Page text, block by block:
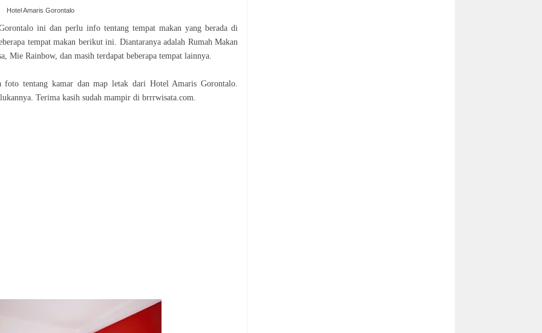
Hotel Amaris Gorontalo
ini dan perlu info tentang tempat makan yang berada di
tempat makan berikut ini. Diantaranya adalah Rumah Makan
Mie Rainbow, dan masih terdapat beberapa tempat lainnya.
foto tentang kamar dan map letak dari Hotel Amaris Gorontalo.
Terima kasih sudah mampir di brrrwisata.com.